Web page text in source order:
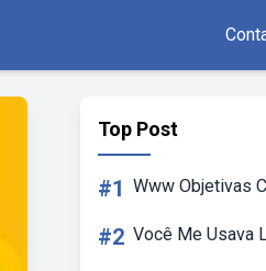
Top Post
#1 Www Objetivas
#2 Você Me Usava